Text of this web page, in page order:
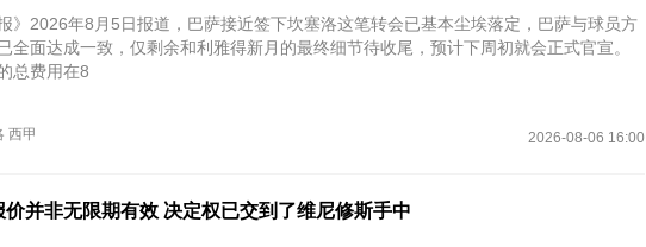
》2026年8月5日报道，巴萨接近签下坎塞洛这笔转会已基本尘埃落定，巴萨与球员方
全面达成一致，仅剩余和利雅得新月的最终细节待收尾，预计‌下周初就会正式官宣‌。
总费用在‌8
西甲 2026-08-06 16:00
价并非无限期有效 决定权已交到了维尼修斯手中